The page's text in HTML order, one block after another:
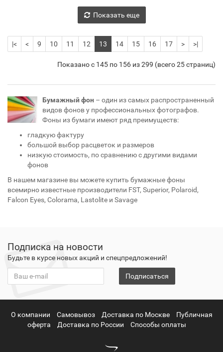
Показать еще
|< < 9 10 11 12 13 14 15 16 17 > >|
Показано с 145 по 156 из 299 (всего 25 страниц)
Бумажный фон – один из самых распространенный
видов фонов у профессиональных фотографов.
Фоны из бумаги имеют ряд преимуществ:
гладкую фактуру
большой выбор расцветок и размеров
низкую стоимость, по сравнению с другими видами
фонов
В нашем магазине вы можете купить бумажные фоны
всемирно известные производители FST, Superior, Polaroid,
Falcon Eyes, Colorama, Lastolite и Savage
Подписка на новости
Будьте в курсе новых акций и спецпредложений!
Подписаться
О компании Самовывоз Доставка по Москве
Публичная
оферта
Доставка по России Способы оплаты